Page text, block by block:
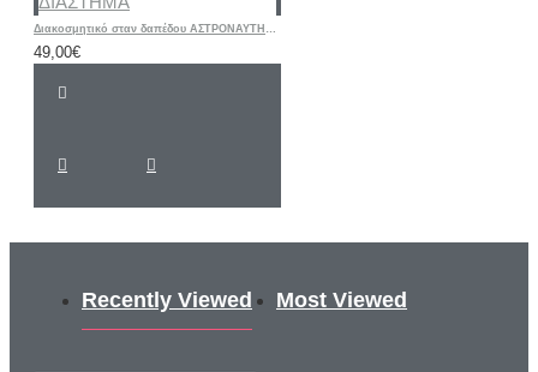
Διακοσμητικό σταν δαπέδου ΑΣΤΡΟΝΑΥΤΗΣ ΔΙΑΣΤΗΜΑ
49,00€
Recently Viewed Most Viewed